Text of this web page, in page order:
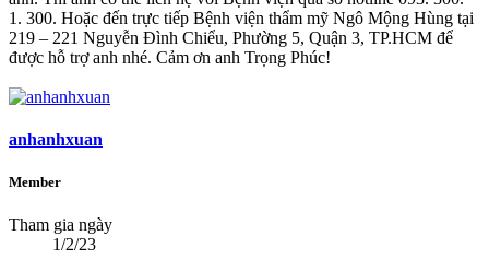
1. 300. Hoặc đến trực tiếp Bệnh viện thẩm mỹ Ngô Mộng Hùng tại
219 – 221 Nguyễn Đình Chiểu, Phường 5, Quận 3, TP.HCM để
được hỗ trợ anh nhé. Cảm ơn anh Trọng Phúc!
anhanhxuan
Member
Tham gia ngày
1/2/23